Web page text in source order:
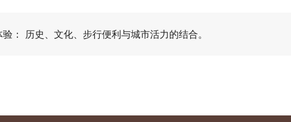
： 历史、文化、步行便利与城市活力的结合。